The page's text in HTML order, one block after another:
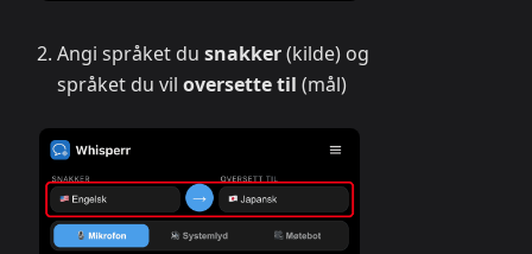
Angi språket du snakker(kilde) og
språket du vil oversette til (mål)